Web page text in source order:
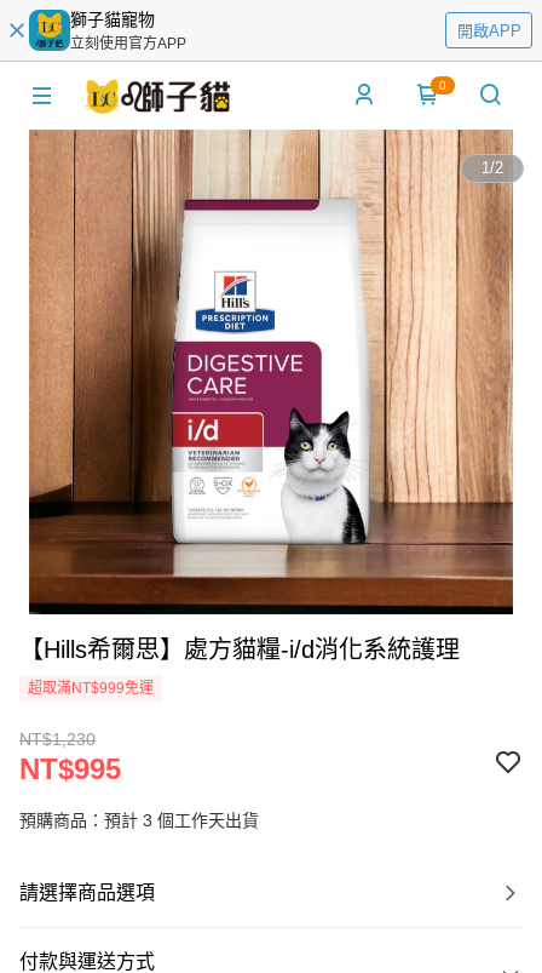
獅子貓寵物
立刻使用官方APP
開啟APP
0
1/2
【Hills希爾思】處方貓糧-i/d消化系統護理
超取滿NT$999免運
NT$1,230
NT$995
預購商品：預計 3 個工作天出貨
請選擇商品選項
付款與運送方式